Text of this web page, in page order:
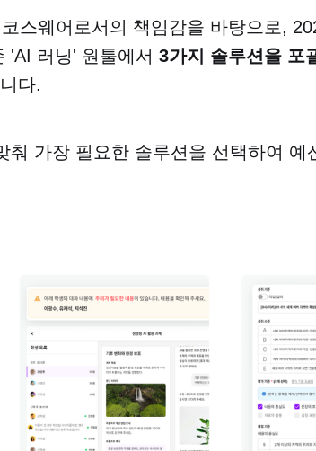
스웨어로서의 책임감을 바탕으로,
'AI 러닝' 원툴에서 3가지 솔루션을 포
다.
춰 가장 필요한 솔루션을 선택하여 예